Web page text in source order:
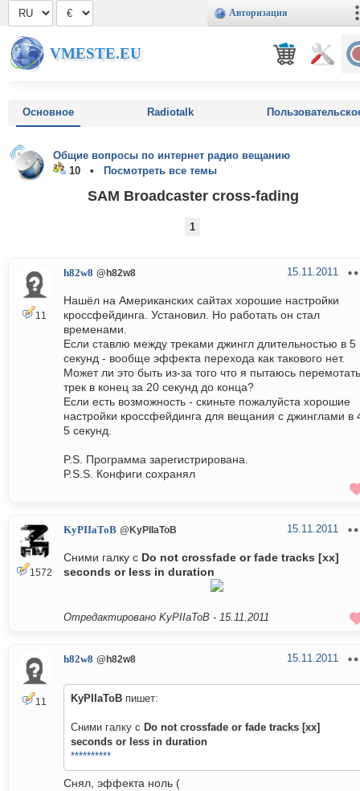
Авторизация
VMESTE.EU
Основное Radiotalk
Общие вопросы по интернет радио вещанию
10 •
Посмотреть все темы
SAM Broadcaster cross-fading
1
11
h82w8 @h82w8 15.11.2011
Нашёл на Американских сайтах хорошие настройки
кроссфейдинга. Установил. Но работать он стал
временами.
Если ставлю между треками джингл длительностью в 5
секунд - вообще эффекта перехода как такового нет.
Может ли это быть из-за того что я пытаюсь перемотать
трек в конец за 20 секунд до конца?
Если есть возможность - скиньте пожалуйста хорошие
настройки кроссфейдинга для вещания с джинглами в
5 секунд.
P.S. Программа зарегистрирована.
P.S.S. Конфиги сохранял
1572
KyPIIaToB @KyPIIaToB 15.11.2011
Сними галку с Do not crossfade or fade tracks [xx]
seconds or less in duration
Отредактировано KyPIIaToB - 15.11.2011
11
h82w8 @h82w8 15.11.2011
KyPIIaToB пишет:
Сними галку с Do not crossfade or fade tracks [xx]
seconds or less in duration
**********
Снял, эффекта ноль (